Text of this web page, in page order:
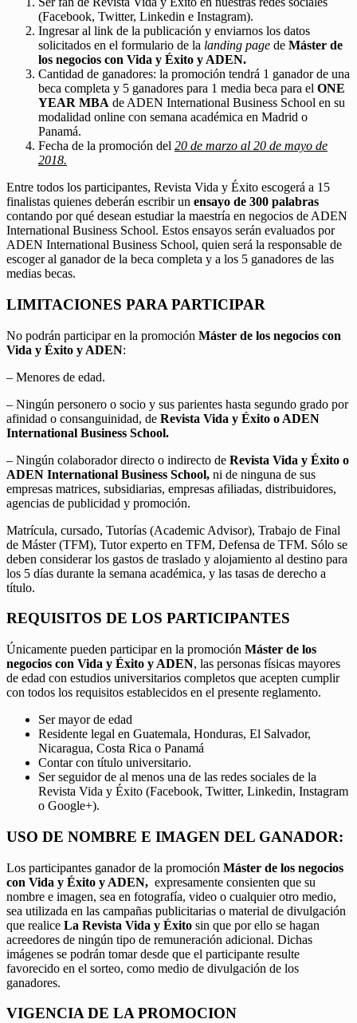
(Facebook, Twitter, Linkedin e Instagram).
Ingresar al link de la publicación y enviarnos los datos
solicitados en el formulario de la landing page de Máster de
los negocios con Vida y Éxito y ADEN.
Cantidad de ganadores: la promoción tendrá 1 ganador de una
beca completa y 5 ganadores para 1 media beca para el ONE
YEAR MBA de ADEN International Business School en su
modalidad online con semana académica en Madrid o
Panamá.
Fecha de la promoción del 20 de marzo al 20 de mayo de
2018.
Entre todos los participantes, Revista Vida y Éxito escogerá a 15
finalistas quienes deberán escribir un ensayo de 300 palabras
contando por qué desean estudiar la maestría en negocios de ADEN
International Business School. Estos ensayos serán evaluados por
ADEN International Business School, quien será la responsable de
escoger al ganador de la beca completa y a los 5 ganadores de las
medias becas.
LIMITACIONES PARA PARTICIPAR
No podrán participar en la promoción Máster de los negocios con
Vida y Éxito y ADEN:
– Menores de edad.
– Ningún personero o socio y sus parientes hasta segundo grado por
afinidad o consanguinidad, de Revista Vida y Éxito o ADEN
International Business School.
– Ningún colaborador directo o indirecto de Revista Vida y Éxito o
ADEN International Business School, ni de ninguna de sus
empresas matrices, subsidiarias, empresas afiliadas, distribuidores,
agencias de publicidad y promoción.
Matrícula, cursado, Tutorías (Academic Advisor), Trabajo de Final
de Máster (TFM), Tutor experto en TFM, Defensa de TFM. Sólo se
deben considerar los gastos de traslado y alojamiento al destino para
los 5 días durante la semana académica, y las tasas de derecho a
título.
REQUISITOS DE LOS PARTICIPANTES
Únicamente pueden participar en la promoción Máster de los
negocios con Vida y Éxito y ADEN, las personas físicas mayores
de edad con estudios universitarios completos que acepten cumplir
con todos los requisitos establecidos en el presente reglamento.
Ser mayor de edad
Residente legal en Guatemala, Honduras, El Salvador,
Nicaragua, Costa Rica o Panamá
Contar con título universitario.
Ser seguidor de al menos una de las redes sociales de la
Revista Vida y Éxito (Facebook, Twitter, Linkedin, Instagram
o Google+).
USO DE NOMBRE E IMAGEN DEL GANADOR:
Los participantes ganador de la promoción Máster de los negocios
con Vida y Éxito y ADEN, expresamente consienten que su
nombre e imagen, sea en fotografía, video o cualquier otro medio,
sea utilizada en las campañas publicitarias o material de divulgación
que realice La Revista Vida y Éxito sin que por ello se hagan
acreedores de ningún tipo de remuneración adicional. Dichas
imágenes se podrán tomar desde que el participante resulte
favorecido en el sorteo, como medio de divulgación de los
ganadores.
VIGENCIA DE LA PROMOCION